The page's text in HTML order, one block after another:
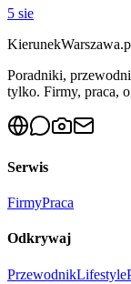
5 sie
Poradniki,
tylko. Firmy, praca,
Serwis
FirmyPraca
Odkrywaj
PrzewodnikLifestyle